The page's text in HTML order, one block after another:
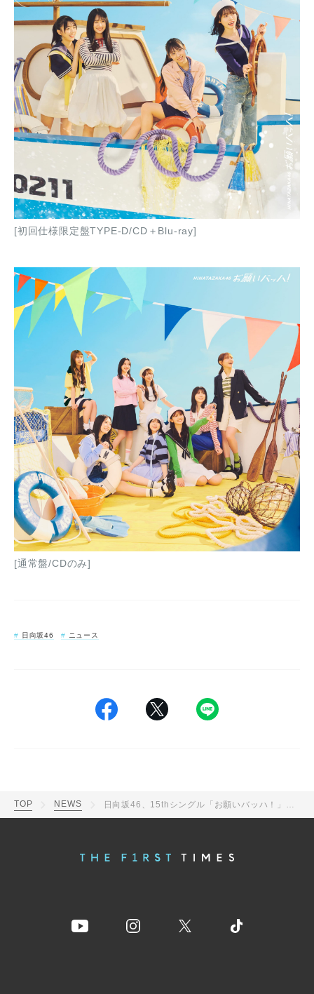
[初回仕様限定盤TYPE-D/CD＋Blu-ray]
[通常盤/CDのみ]
日向坂46 ニュース
TOP NEWS